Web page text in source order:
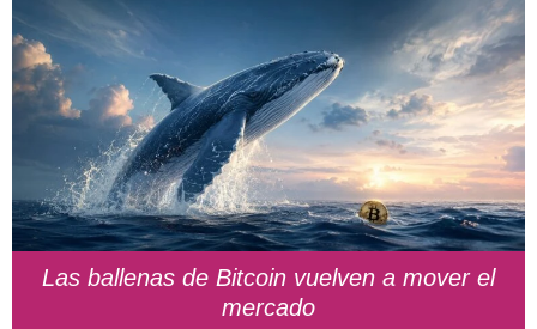
Las ballenas de Bitcoin vuelven a mover el
mercado